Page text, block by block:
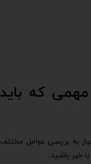
که باید
به بررسی عوامل مختلف
خبر باشید: